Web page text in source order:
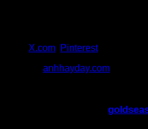
X.com Pinterest
anhhayday.com